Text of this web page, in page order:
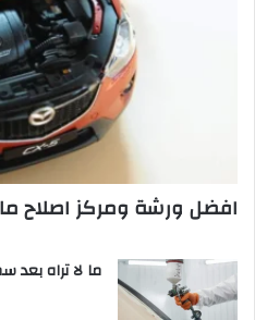
افضل ورشة ومركز اصلاح
ما لا تراه بعد